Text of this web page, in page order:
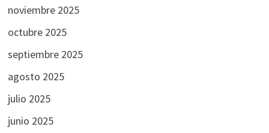
noviembre 2025
octubre 2025
septiembre 2025
agosto 2025
julio 2025
junio 2025